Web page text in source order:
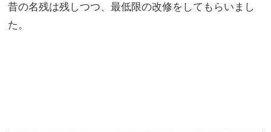
昔の名残は残しつつ、最低限の改修をしてもらいまし
た。